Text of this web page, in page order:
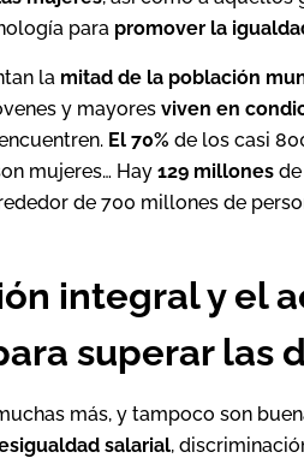
para promover la
la mitad de la población
y mayores viven en
El 70% de los casi
mujeres… Hay 129 millones
de 700 millones de
integral y el
superar las
más, y tampoco son
salarial,